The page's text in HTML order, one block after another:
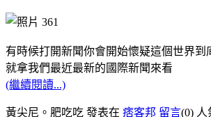
有時候打開新聞你會開始懷疑這個世界到
就拿我們最近最新的國際新聞來看
(繼續閱讀...)
黃尖尼。肥吃吃 發表在 痞客邦 留言(0) 人